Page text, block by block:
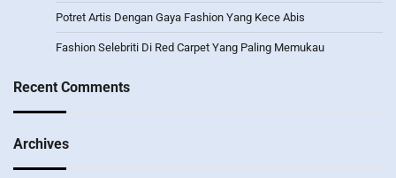
Potret Artis Dengan Gaya Fashion Yang Kece Abis
Fashion Selebriti Di Red Carpet Yang Paling Memukau
Recent Comments
Archives